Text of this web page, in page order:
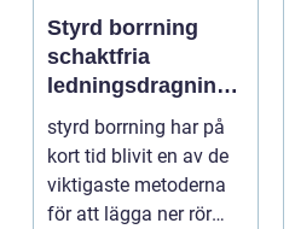
Styrd borrning
schaktfria
ledningsdragninga
r med hög
precision
styrd borrning har på
kort tid blivit en av de
viktigaste metoderna
för att lägga ner rör